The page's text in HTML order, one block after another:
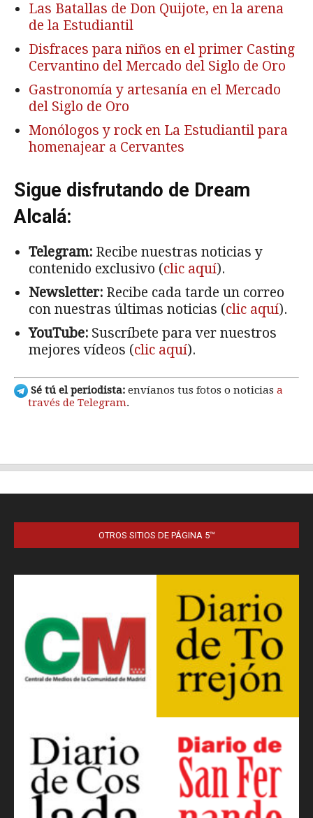
OTROS SITIOS DE PÁGINA 5™